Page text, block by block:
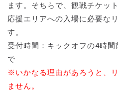
ます。そちらで、観戦チケッ
応援エリアへの入場に必要な
す。
受付時間：キックオフの4時
で
※いかなる理由があろうと、
ません。